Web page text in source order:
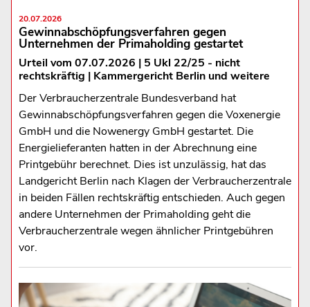
20.07.2026
Gewinnabschöpfungsverfahren gegen
Unternehmen der Primaholding gestartet
Urteil vom 07.07.2026 | 5 Ukl 22/25 - nicht
rechtskräftig | Kammergericht Berlin und weitere
Der Verbraucherzentrale Bundesverband hat
Gewinnabschöpfungsverfahren gegen die Voxenergie
GmbH und die Nowenergy GmbH gestartet. Die
Energielieferanten hatten in der Abrechnung eine
Printgebühr berechnet. Dies ist unzulässig, hat das
Landgericht Berlin nach Klagen der Verbraucherzentrale
in beiden Fällen rechtskräftig entschieden. Auch gegen
andere Unternehmen der Primaholding geht die
Verbraucherzentrale wegen ähnlicher Printgebühren
vor.